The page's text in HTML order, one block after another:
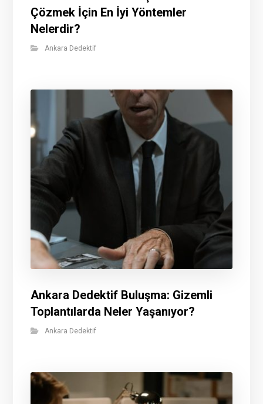
Çözmek İçin En İyi Yöntemler
Nelerdir?
Ankara Dedektif
Ankara Dedektif Buluşma: Gizemli
Toplantılarda Neler Yaşanıyor?
Ankara Dedektif